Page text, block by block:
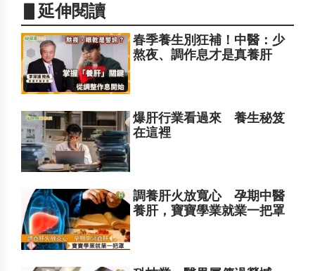
▋延伸閱讀
春季養生別狂補！中醫：少
熬夜、調作息才是真養肝
爆肝行業看過來 養生秘笈
在這裡
調養肝火放寬心 孕期中醫
養肝，寶寶學業就業一把罩